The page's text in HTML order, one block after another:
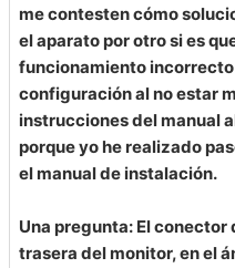
me contesten cómo
el aparato por otro si es
funcionamiento incorrecto
configuración al no estar
instrucciones del manual
porque yo he realizado
el manual de instalación.
Una pregunta: El conector
trasera del monitor, en el